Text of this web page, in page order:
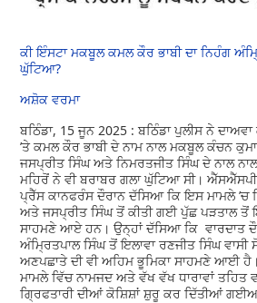
ਕੀ ਇੰਸਟਾ ਮਕਬੂਲ ਕਮਲ ਕੌਰ ਭਾਬੀ ਦਾ ਨਿਹੰਗ
ਘੁੱਟਿਆ?
ਅਸ਼ੋਕ ਵਰਮਾ
ਬਠਿੰਡਾ, 15 ਜੂਨ 2025 : ਬਠਿੰਡਾ ਪੁਲੀਸ ਨੇ
’ਤੇ ਕਮਲ ਕੌਰ ਭਾਬੀ ਦੇ ਨਾਮ ਨਾਲ ਮਕਬੂਲ ਕੰਚਨ
ਜਸਪ੍ਰੀਤ ਸਿੰਘ ਅਤੇ ਨਿਮਰਤਜੀਤ ਸਿੰਘ ਦੇ ਨਾਲ
ਮਹਿਰੋਂ ਨੇ ਵੀ ਬਰਾਬਰ ਗਲਾ ਘੁੱਟਿਆ ਸੀ।
ਪ੍ਰੈੱਸ ਕਾਨਫਰੰਸ ਦੌਰਾਨ ਦੱਸਿਆ ਕਿ ਇਸ ਮਾਮਲੇ ’ਚ
ਅਤੇ ਜਸਪ੍ਰੀਤ ਸਿੰਘ ਤੋਂ ਕੀਤੀ ਗਈ ਪੁੱਛ ਪੜਤਾਲ ਤੋਂ
ਸਾਹਮਣੇ ਆਏ ਹਨ। ਉਨ੍ਹਾਂ ਦੱਸਿਆ ਕਿ ਵਾਰਦਾਤ
ਅੰਮ੍ਰਿਤਪਾਲ ਸਿੰਘ ਤੋਂ ਇਲਾਵਾ ਰਣਜੀਤ ਸਿੰਘ
ਅਣਪਛਾਤੇ ਦੀ ਵੀ ਅਹਿਮ ਭੂਮਿਕਾ ਸਾਹਮਣੇ ਆਈ
ਮਾਮਲੇ ਵਿੱਚ ਨਾਮਜਦ ਅਤੇ ਵੱਖ ਵੱਖ ਧਾਰਾਵਾਂ ਤਹਿਤ
ਗ੍ਰਿਫਤਾਰੀ ਦੀਆਂ ਕੋਸ਼ਿਸ਼ਾਂ ਸ਼ੁਰੂ ਕਰ ਦਿੱਤੀਆਂ